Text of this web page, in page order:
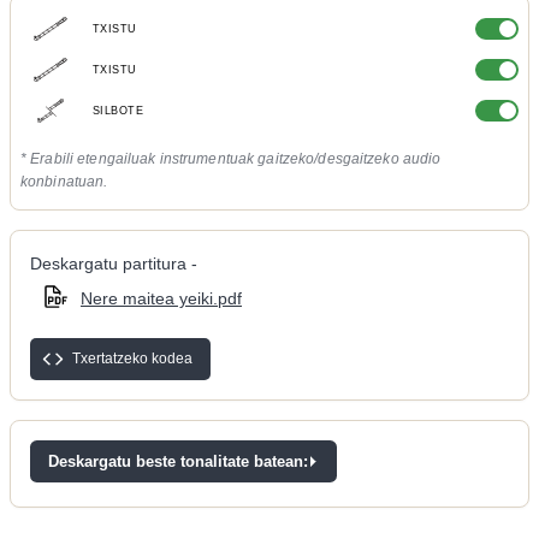
TXISTU
TXISTU
SILBOTE
* Erabili etengailuak instrumentuak gaitzeko/desgaitzeko audio
konbinatuan.
Deskargatu partitura -
Nere maitea yeiki.pdf
Txertatzeko kodea
Deskargatu beste tonalitate batean: